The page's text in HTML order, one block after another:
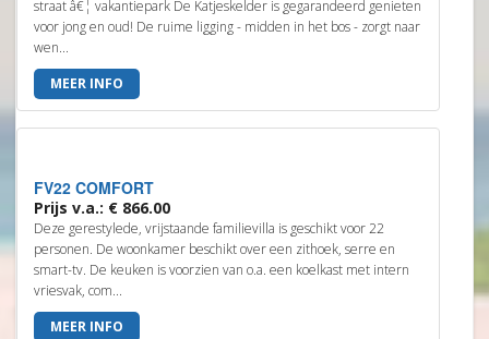
straat â€¦ vakantiepark De Katjeskelder is gegarandeerd genieten
voor jong en oud! De ruime ligging - midden in het bos - zorgt naar
wen...
MEER INFO
FV22 COMFORT
Prijs v.a.: € 866.00
Deze gerestylede, vrijstaande familievilla is geschikt voor 22
personen. De woonkamer beschikt over een zithoek, serre en
smart-tv. De keuken is voorzien van o.a. een koelkast met intern
vriesvak, com...
MEER INFO